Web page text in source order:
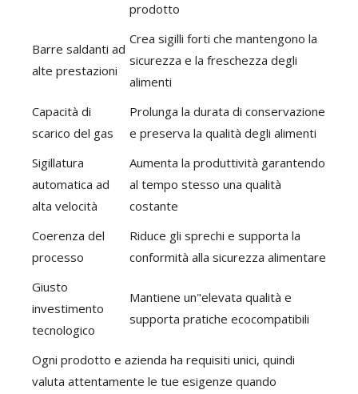
prodotto
Barre saldanti ad
alte prestazioni
Crea sigilli forti che mantengono la
sicurezza e la freschezza degli
alimenti
Capacità di
scarico del gas
Prolunga la durata di conservazione
e preserva la qualità degli alimenti
Sigillatura
automatica ad
alta velocità
Aumenta la produttività garantendo
al tempo stesso una qualità
costante
Coerenza del
processo
Riduce gli sprechi e supporta la
conformità alla sicurezza alimentare
Giusto
investimento
tecnologico
Mantiene un"elevata qualità e
supporta pratiche ecocompatibili
Ogni prodotto e azienda ha requisiti unici, quindi
valuta attentamente le tue esigenze quando